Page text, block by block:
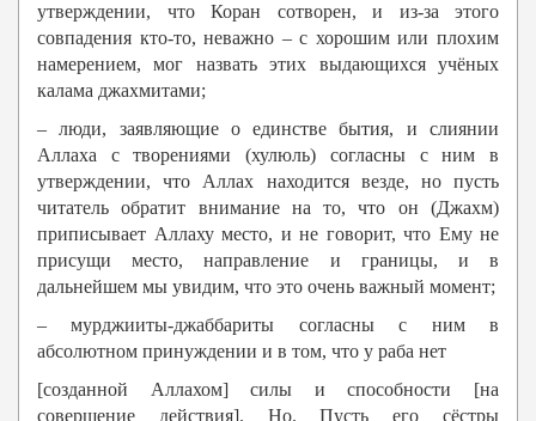
утверждении, что Коран сотворен, и из-за этого
совпадения кто-то, неважно – с хорошим или плохим
намерением, мог назвать этих выдающихся учёных
калама джахмитами;
– люди, заявляющие о единстве бытия, и слиянии
Аллаха с творениями (хулюль) согласны с ним в
утверждении, что Аллах находится везде, но пусть
читатель обратит внимание на то, что он (Джахм)
приписывает Аллаху место, и не говорит, что Ему не
присущи место, направление и границы, и в
дальнейшем мы увидим, что это очень важный момент;
– мурджииты-джаббариты согласны с ним в
абсолютном принуждении и в том, что у раба нет
[созданной Аллахом] силы и способности [на
совершение действия]. Но. Пусть его сёстры